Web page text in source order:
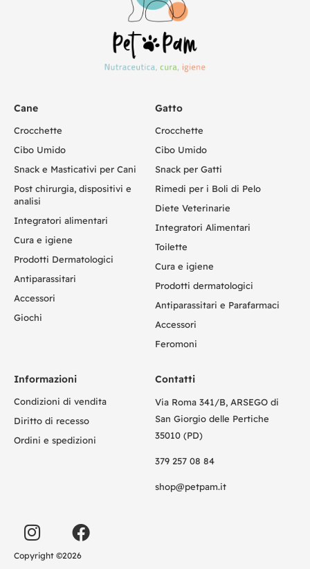
Cane
Crocchette
Cibo Umido
Snack e Masticativi per Cani
Post chirurgia, dispositivi e
analisi
Integratori alimentari
Cura e igiene
Prodotti Dermatologici
Antiparassitari
Accessori
Giochi
Gatto
Crocchette
Cibo Umido
Snack per Gatti
Rimedi per i Boli di Pelo
Diete Veterinarie
Integratori Alimentari
Toilette
Cura e igiene
Prodotti dermatologici
Antiparassitari e Parafarmaci
Accessori
Feromoni
Informazioni
Condizioni di vendita
Diritto di recesso
Ordini e spedizioni
Contatti
Via Roma 341/B, ARSEGO di
San Giorgio delle Pertiche
35010 (PD)
379 257 08 84
shop@petpam.it
Copyright ©2026